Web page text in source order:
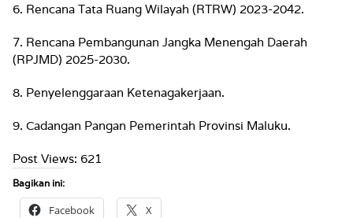
6. Rencana Tata Ruang Wilayah (RTRW) 2023-2042.
7. Rencana Pembangunan Jangka Menengah Daerah
(RPJMD) 2025-2030.
8. Penyelenggaraan Ketenagakerjaan.
9. Cadangan Pangan Pemerintah Provinsi Maluku.
Post Views: 621
Bagikan ini:
Facebook X